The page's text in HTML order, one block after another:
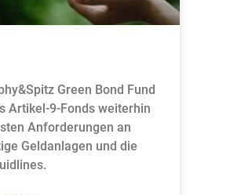
Green Bond Fund
Artikel-9-Fonds weiterhin
Anforderungen an
Geldanlagen und die